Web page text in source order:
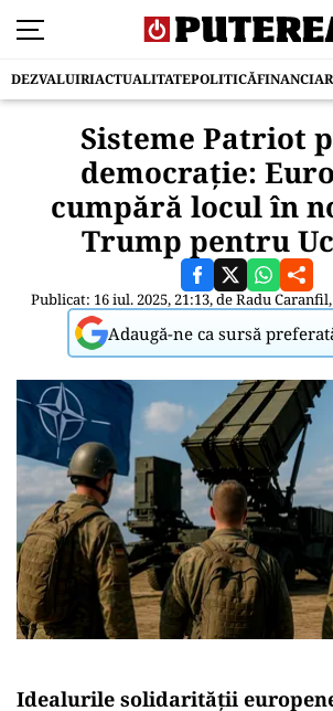
DEZVALUIRIACTUALITATEPOLITICĂFINANCIAR
Sisteme Patriot
democrație:
cumpără locul în
Trump pentru
Publicat: 16 iul. 2025, 21:13, deRadu Caranfil
Adaugă-ne ca sursă
Idealurile solidarității